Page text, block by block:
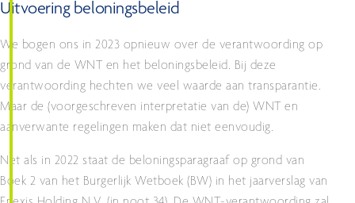
Uitvoering beloningsbeleid
We bogen ons in 2023 opnieuw over de verantwoording op
grond van de WNT en het beloningsbeleid. Bij deze
verantwoording hechten we veel waarde aan transparantie.
Maar de (voorgeschreven interpretatie van de) WNT en
aanverwante regelingen maken dat niet eenvoudig.
Net als in 2022 staat de beloningsparagraaf op grond van
Boek 2 van het Burgerlijk Wetboek (BW) in het jaarverslag van